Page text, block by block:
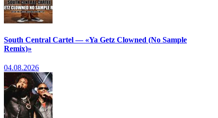
South Central Cartel — «Ya Getz Clowned (No Sample
Remix)»
04.08.2026